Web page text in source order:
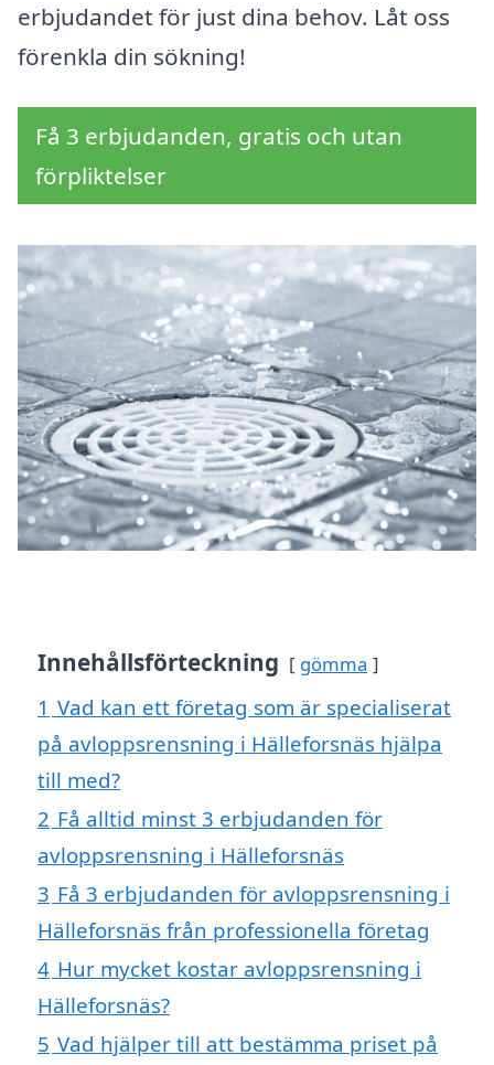
erbjudandet för just dina behov. Låt oss
förenkla din sökning!
Få 3 erbjudanden, gratis och utan
förpliktelser
Innehållsförteckning gömma
1 Vad kan ett företag som är specialiserat
på avloppsrensning i Hälleforsnäs hjälpa
till med?
2 Få alltid minst 3 erbjudanden för
avloppsrensning i Hälleforsnäs
3 Få 3 erbjudanden för avloppsrensning i
Hälleforsnäs från professionella företag
4 Hur mycket kostar avloppsrensning i
Hälleforsnäs?
5 Vad hjälper till att bestämma priset på